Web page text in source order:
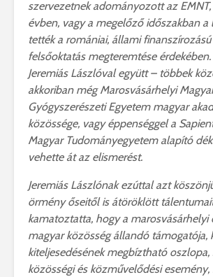
szervezetnek adományozott az
évben, vagy a megelőző időszakban a
tették a romániai, állami
felsőoktatás megteremtése
Jeremiás Lászlóval együtt – többek
akkoriban még Marosvásárhelyi
Gyógyszerészeti Egyetem magyar
közössége, vagy éppenséggel a
Magyar Tudományegyetem alapító
vehette át az elismerést.
Jeremiás Lászlónak ezúttal azt
örmény őseitől is átöröklött
kamatoztatta, hogy a
magyar közösség állandó támogatója,
kiteljesedésének megbíztható oszlopa,
közösségi és közművelődési